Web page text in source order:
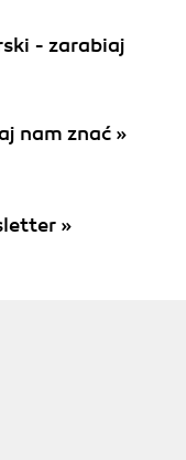
- zarabiaj
nam znać »
»